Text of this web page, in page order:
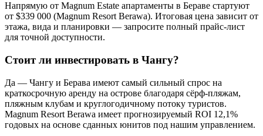
Напрямую от Magnum Estate апартаменты в Бераве стартуют
от $339 000 (Magnum Resort Berawa). Итоговая цена зависит от
этажа, вида и планировки — запросите полный прайс-лист
для точной доступности.
Стоит ли инвестировать в Чангу?
Да — Чангу и Берава имеют самый сильный спрос на
краткосрочную аренду на острове благодаря сёрф-пляжам,
пляжным клубам и круглогодичному потоку туристов.
Magnum Resort Berawa имеет прогнозируемый ROI 12,1%
годовых на основе сданных юнитов под нашим управлением.